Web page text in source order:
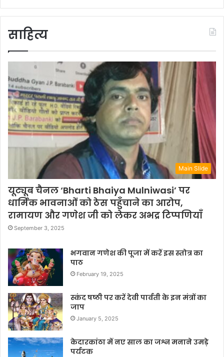
साहित्य
Main Slide
यूट्यूब चैनल ‘Bharti Bhaiya Mulniwasi’ पर
धार्मिक भावनाओं को ठेस पहुँचाने का आरोप,
रामायण और गणेश जी को लेकर अभद्र टिप्पणियाँ
September 3, 2025
भगवान गणेश की पूजा में करें इस स्तोत्र का
पाठ
February 19, 2025
स्कंद षष्ठी पर करें देवी पार्वती के इन मंत्रों का
जाप
January 5, 2025
केदारकांठा में नए साल का जश्न मनाने उमड़े
पर्यटक